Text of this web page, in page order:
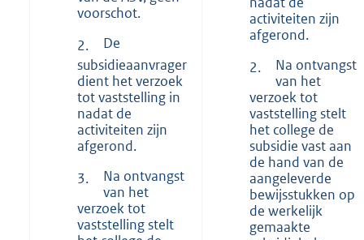
voorschot.
2.
De
subsidieaanvrager
dient het verzoek
tot vaststelling in
nadat de
activiteiten zijn
afgerond.
3.
Na ontvangst
van het
verzoek tot
vaststelling stelt
activiteiten zijn
afgerond.
2.
Na ontvangst
van het
verzoek tot
vaststelling stelt
het college de
subsidie vast aan
de hand van de
aangeleverde
bewijsstukken op
de werkelijk
gemaakte